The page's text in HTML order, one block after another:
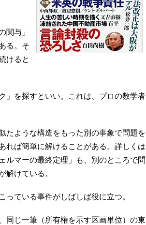
関与」
る。そ
けると
を探すといい。これは、プロの数学者
ような構造をもった別の事象で問題を
れば簡単に解けることがある。詳しくは
ルマーの最終定理」も、別のところで問
解けている。
ている事件がしばしば役に立つ。
じ一筆（所有権を示す区画単位）の東